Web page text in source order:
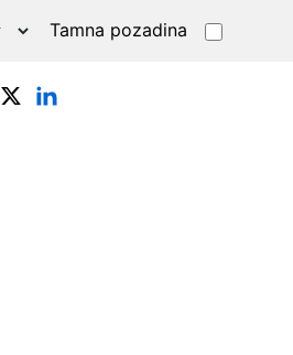
Tamna pozadina